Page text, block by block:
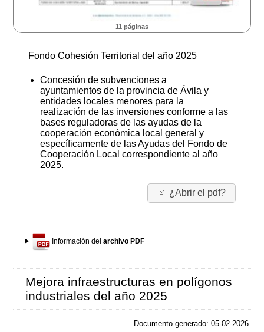
11 páginas
Fondo Cohesión Territorial del año 2025
Concesión de subvenciones a
ayuntamientos de la provincia de Ávila y
entidades locales menores para la
realización de las inversiones conforme a las
bases reguladoras de las ayudas de la
cooperación económica local general y
específicamente de las Ayudas del Fondo de
Cooperación Local correspondiente al año
2025.
¿Abrir el pdf?
Información delarchivo PDF
Mejora infraestructuras en polígonos
industriales del año 2025
Documento generado: 05-02-2026